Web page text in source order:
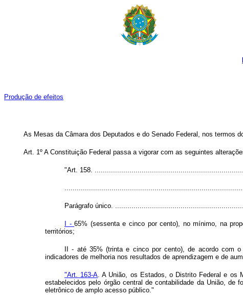
Produção de efeitos
As Mesas da Câmara dos Deputados e do Senado Federal, nos termos
Art. 1º A Constituição Federal passa a vigorar com as seguintes
"Art. 158.
Parágrafo único.
I -65% (sessenta e cinco por cento), no mínimo, na
territórios;
II - até 35% (trinta e cinco por cento), de acordo com
indicadores de melhoria nos resultados de aprendizagem e de
"Art. 163-A. A União, os Estados, o Distrito Federal e os
estabelecidos pelo órgão central de contabilidade da União, de
eletrônico de amplo acesso público."